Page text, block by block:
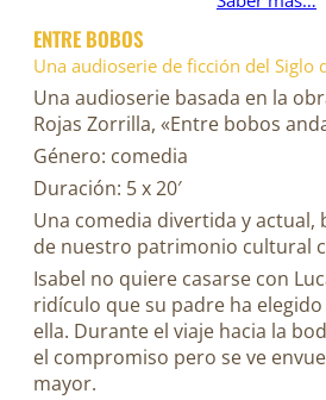
ENTRE BOBOS
Una audioserie de ficción del Siglo
Una audioserie basada en la
Rojas Zorrilla, «Entre bobos
Género: comedia
Duración: 5 x 20′
Una comedia divertida y actual,
de nuestro patrimonio cultural
Isabel no quiere casarse con
ridículo que su padre ha
ella. Durante el viaje hacia la
el compromiso pero se ve
mayor.